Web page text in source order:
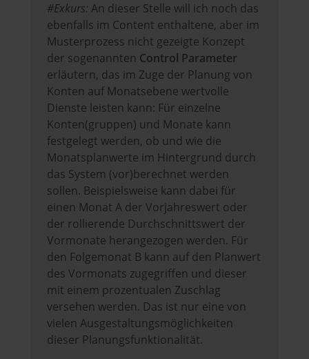
#Exkurs: An dieser Stelle will ich noch das
ebenfalls im Content enthaltene, aber im
Musterprozess nicht gezeigte Konzept
der sogenannten Control Parameter
erläutern, das im Zuge der Planung von
Konten auf Monatsebene wertvolle
Dienste leisten kann: Für einzelne
Konten(gruppen) und Monate kann
festgelegt werden, ob und wie die
Monatsplanwerte im Hintergrund durch
das System (vor)berechnet werden
sollen. Beispielsweise kann dabei für
einen Monat A der Vorjahreswert oder
der rollierende Durchschnittswert der
Vormonate herangezogen werden. Für
den Folgemonat B kann auf den Planwert
des Vormonats zugegriffen und dieser
mit einem prozentualen Zuschlag
versehen werden. Das ist nur eine von
vielen Ausgestaltungsmöglichkeiten
dieser Planungsfunktionalität.